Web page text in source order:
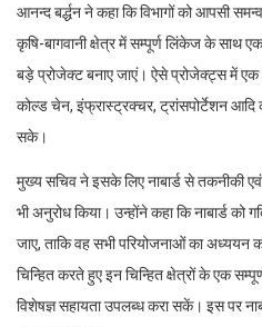
आनन्द बर्द्धन ने कहा कि विभागों को आपसी
कृषि-बागवानी क्षेत्र में सम्पूर्ण लिंकेज के साथ
बड़े प्रोजेक्ट बनाए जाएं। ऐसे प्रोजेक्ट्स में
कोल्ड चेन, इंफ्रास्ट्रक्चर, ट्रांसपोर्टेशन आदि
सके।
मुख्य सचिव ने इसके लिए नाबार्ड से तकनीकी
भी अनुरोध किया। उन्होंने कहा कि नाबार्ड को
जाए, ताकि वह सभी परियोजनाओं का
चिन्हित करते हुए इन चिन्हित क्षेत्रों के एक
विशेषज्ञ सहायता उपलब्ध करा सकें। इस पर